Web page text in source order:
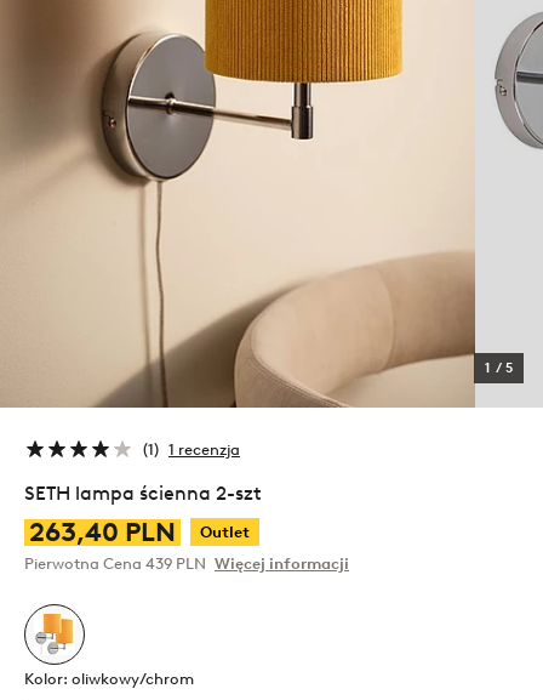
1 / 5
1 1 recenzja
SETH lampa ścienna 2-szt
263,40 PLN
Outlet
Pierwotna Cena 439 PLN Więcej informacji
Kolor: oliwkowy/chrom